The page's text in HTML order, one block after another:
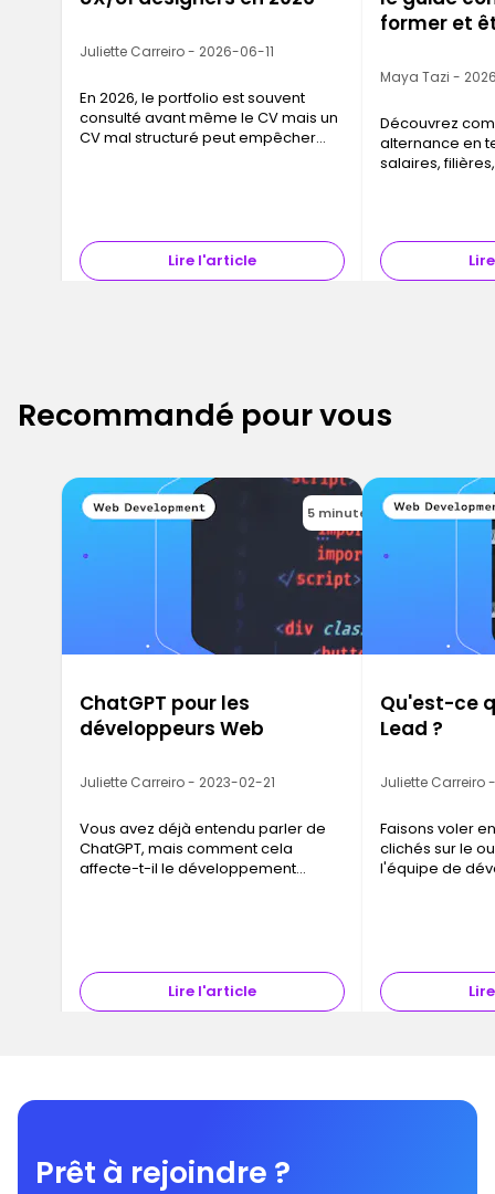
Juliette Carreiro - 2026-06-11
En 2026, le portfolio est souvent
consulté avant même le CV mais un
CV mal structuré peut empêcher
communique immédiatement ton
niveau et ta spécialité, et il donne
envie au recruteur de cliquer sur ton
Lire l'article
former et
Maya Tazi -
Découvrez
alternance en
salaires,
Recommandé pour vous
5 minutes
ChatGPT pour les
développeurs Web
Juliette Carreiro - 2023-02-21
Vous avez déjà entendu parler de
ChatGPT, mais comment cela
affecte-t-il le développement
Lire l'article
Qu'est-ce
Lead ?
Juliette Carreiro
Faisons voler
clichés sur le
l'équipe de
Prêt à rejoindre ?